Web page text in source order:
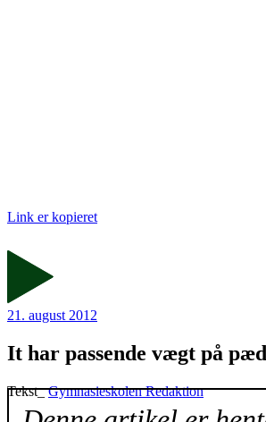
Link er kopieret
21. august 2012
It har passende vægt på
Tekst_Gymnasieskolen Redaktion